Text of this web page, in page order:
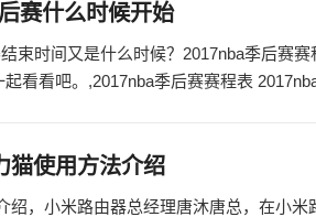
赛什么时候开始
束时间又是什么时候？2017nba季后赛
看看吧。,2017nba季后赛赛程表
使用方法介绍
绍，小米路由器总经理唐沐唐总，在小米